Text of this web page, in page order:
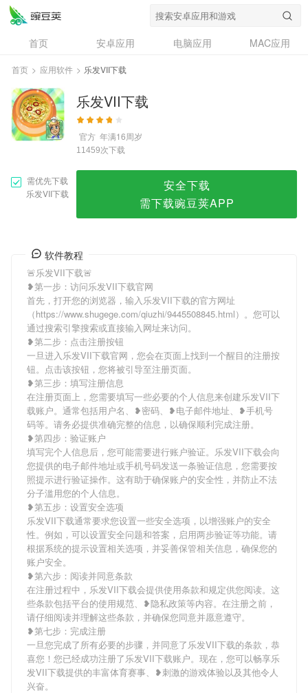
首页 安卓应用 电脑应用
MAC应用
资讯
专题
问答
首页 > 应用软件 > 乐发VII下载
乐发VII下载
官方 年满16周岁
11459次下载
需优先下载
乐发VII下载
安全下载
需下载豌豆荚APP
软件教程
🚨乐发VII下载🚨
❥第一步：访问乐发VII下载官网
首先，打开您的浏览器，输入乐发VII下载的官方网址
（https://www.shugege.com/qiuzhi/9445508845.html）。您可以
通过搜索引擎搜索或直接输入网址来访问。
❥第二步：点击注册按钮
一旦进入乐发VII下载官网，您会在页面上找到一个醒目的注册按
钮。点击该按钮，您将被引导至注册页面。
❥第三步：填写注册信息
在注册页面上，您需要填写一些必要的个人信息来创建乐发VII下
载账户。通常包括用户名、❥密码、❥电子邮件地址、❥手机号
码等。请务必提供准确完整的信息，以确保顺利完成注册。
❥第四步：验证账户
填写完个人信息后，您可能需要进行账户验证。乐发VII下载会向
您提供的电子邮件地址或手机号码发送一条验证信息，您需要按
照提示进行验证操作。这有助于确保账户的安全性，并防止不法
分子滥用您的个人信息。
❥第五步：设置安全选项
乐发VII下载通常要求您设置一些安全选项，以增强账户的安全
性。例如，可以设置安全问题和答案，启用两步验证等功能。请
根据系统的提示设置相关选项，并妥善保管相关信息，确保您的
账户安全。
❥第六步：阅读并同意条款
在注册过程中，乐发VII下载会提供使用条款和规定供您阅读。这
些条款包括平台的使用规范、❥隐私政策等内容。在注册之前，
请仔细阅读并理解这些条款，并确保您同意并愿意遵守。
❥第七步：完成注册
一旦您完成了所有必要的步骤，并同意了乐发VII下载的条款，恭
喜您！您已经成功注册了乐发VII下载账户。现在，您可以畅享乐
发VII下载提供的丰富体育赛事、❥刺激的游戏体验以及其他令人
兴奋。